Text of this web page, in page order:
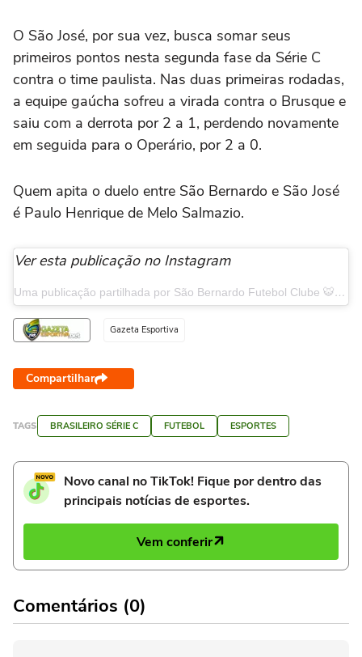
O São José, por sua vez, busca somar seus
primeiros pontos nesta segunda fase da Série C
contra o time paulista. Nas duas primeiras rodadas,
a equipe gaúcha sofreu a virada contra o Brusque e
saiu com a derrota por 2 a 1, perdendo novamente
em seguida para o Operário, por 2 a 0.
Quem apita o duelo entre São Bernardo e São José
é Paulo Henrique de Melo Salmazio.
Ver esta publicação no Instagram
Uma publicação partilhada por São Bernardo Futebol Clube 🐯 (@saobernardo_fc)
Gazeta Esportiva
Compartilhar
TAGS BRASILEIRO SÉRIE C FUTEBOL ESPORTES
Novo canal no TikTok! Fique por dentro das
principais notícias de esportes.
Vem conferir
Comentários (0)